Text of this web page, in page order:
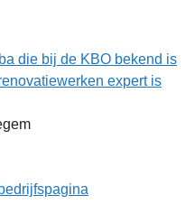
die bij de KBO bekend is
expert is